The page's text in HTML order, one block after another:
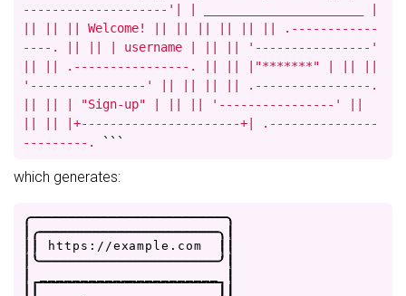
--------------------'| | ______________________ |
|| || || Welcome! || || || || || || .------------
----. || || | username | || || '----------------'
|| || .----------------. || || |"*******" | || ||
'----------------' || || || || .----------------.
|| || | "Sign-up" | || || '----------------' ||
|| || |+----------------------+| .---------------
---------.
```
which generates:
.------------------------.
.----------------------. |
https : / /exampl e . com | |
'----------------------' |
|